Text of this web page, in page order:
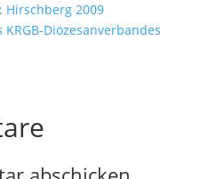
Hirschberg 2009
Diözesanverbandes